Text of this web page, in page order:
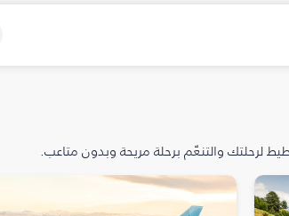
لرحلتك والتنعّم برحلة مريحة وبدون متاعب.